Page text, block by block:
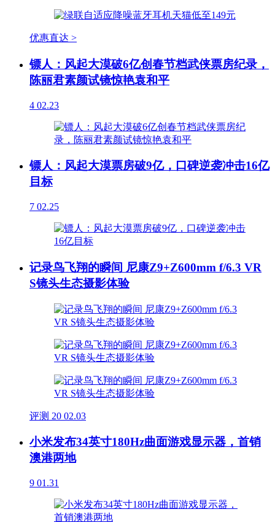
优惠直达 >
镖人：风起大漠破6亿创春节档武侠票房纪录，
陈丽君素颜试镜惊艳袁和平
4 02.23
镖人：风起大漠票房破9亿，口碑逆袭冲击16亿
目标
7 02.25
记录鸟飞翔的瞬间 尼康Z9+Z600mm f/6.3 VR
S镜头生态摄影体验
评测 20 02.03
小米发布34英寸180Hz曲面游戏显示器，首销
澳港两地
9 01.31